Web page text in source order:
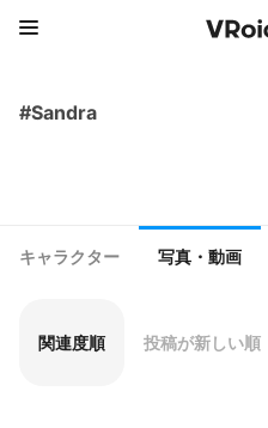
#Sandra
キャラクター 写真・動画
関連度順 投稿が新しい順